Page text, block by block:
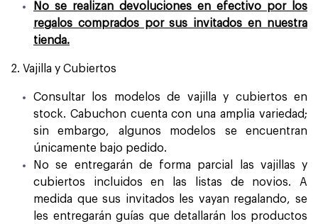
No se realizan devoluciones en efectivo por los
regalos comprados por sus invitados en nuestra
tienda.
2. Vajilla y Cubiertos
Consultar los modelos de vajilla y cubiertos en
stock. Cabuchon cuenta con una amplia variedad;
sin embargo, algunos modelos se encuentran
únicamente bajo pedido.
No se entregarán de forma parcial las vajillas y
cubiertos incluidos en las listas de novios. A
medida que sus invitados les vayan regalando, se
les entregarán guías que detallarán los productos